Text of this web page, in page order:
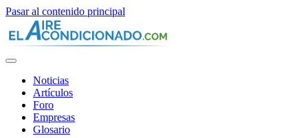
Pasar al contenido principal
Noticias
Artículos
Foro
Empresas
Glosario